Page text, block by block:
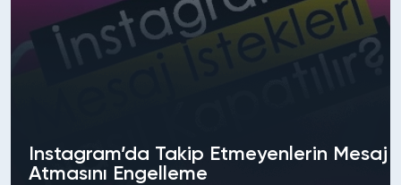
Instagram’da Takip Etmeyenlerin Mesaj
Atmasını Engelleme